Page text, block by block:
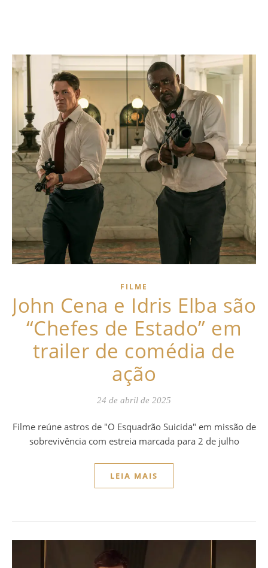
FILME
John Cena e Idris Elba são
“Chefes de Estado” em
trailer de comédia de
ação
24 de abril de 2025
Filme reúne astros de "O Esquadrão Suicida" em missão de
sobrevivência com estreia marcada para 2 de julho
LEIA MAIS